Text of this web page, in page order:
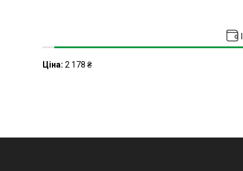
Ціна: 2 178 ₴